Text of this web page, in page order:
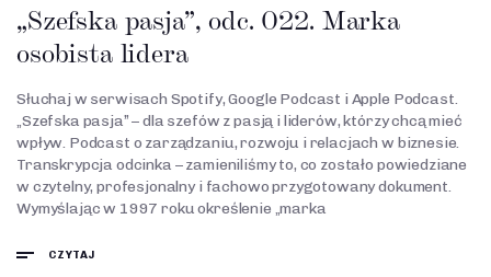
„Szefska pasja”, odc. 022. Marka
osobista lidera
Słuchaj w serwisach Spotify, Google Podcast i Apple Podcast.
„Szefska pasja” – dla szefów z pasją i liderów, którzy chcą mieć
wpływ. Podcast o zarządzaniu, rozwoju i relacjach w biznesie.
Transkrypcja odcinka – zamieniliśmy to, co zostało powiedziane
w czytelny, profesjonalny i fachowo przygotowany dokument.
Wymyślając w 1997 roku określenie „marka
CZYTAJ